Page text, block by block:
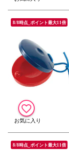
8/8時点_ポイント最大11倍
8/8時点_ポイント最大11倍